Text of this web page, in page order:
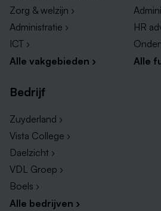
Zorg & welzijn ›
Administratie ›
ICT ›
Alle vakgebieden ›
HR
Alle
Bedrijf
Zuyderland ›
Vista College ›
Daelzicht ›
VDL Groep ›
Boels ›
Alle bedrijven ›